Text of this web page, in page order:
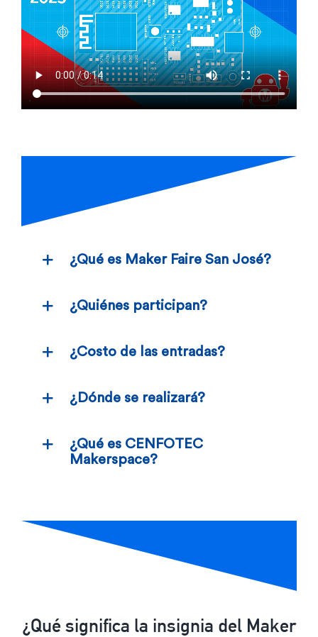
¿Qué es Maker Faire San José?
¿Quiénes participan?
¿Costo de las entradas?
¿Dónde se realizará?
¿Qué es CENFOTEC
Makerspace?
¿Qué significa la insignia del Maker